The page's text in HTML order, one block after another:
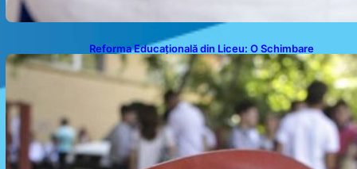
Reforma Educațională din Liceu: O Schimbare
Fundamentală pentru Generațiile Viitoare